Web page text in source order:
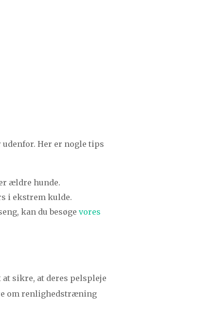
Her er nogle tips
ældre hunde.
i ekstrem kulde.
kan du besøge vores
sikre, at deres pelspleje
om renlighedstræning